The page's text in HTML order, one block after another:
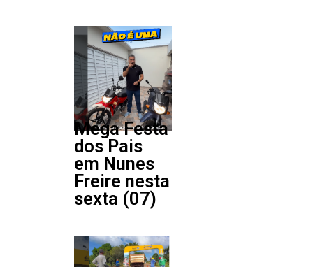
Mega Festa
dos Pais
em Nunes
Freire nesta
sexta (07)